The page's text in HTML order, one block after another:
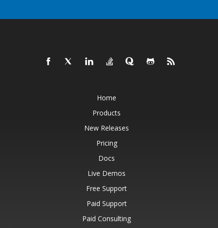
Home
Products
New Releases
Pricing
Docs
Live Demos
Free Support
Paid Support
Paid Consulting